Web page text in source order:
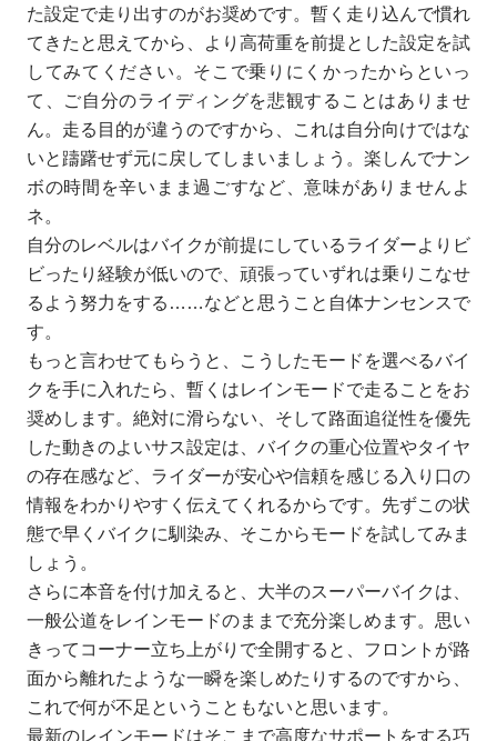
た設定で走り出すのがお奨めです。暫く走り込んで慣れ
てきたと思えてから、より高荷重を前提とした設定を試
してみてください。そこで乗りにくかったからといっ
て、ご自分のライディングを悲観することはありませ
ん。走る目的が違うのですから、これは自分向けではな
いと躊躇せず元に戻してしまいましょう。楽しんでナン
ボの時間を辛いまま過ごすなど、意味がありませんよ
ネ。
自分のレベルはバイクが前提にしているライダーよりビ
ビったり経験が低いので、頑張っていずれは乗りこなせ
るよう努力をする……などと思うこと自体ナンセンスで
す。
もっと言わせてもらうと、こうしたモードを選べるバイ
クを手に入れたら、暫くはレインモードで走ることをお
奨めします。絶対に滑らない、そして路面追従性を優先
した動きのよいサス設定は、バイクの重心位置やタイヤ
の存在感など、ライダーが安心や信頼を感じる入り口の
情報をわかりやすく伝えてくれるからです。先ずこの状
態で早くバイクに馴染み、そこからモードを試してみま
しょう。
さらに本音を付け加えると、大半のスーパーバイクは、
一般公道をレインモードのままで充分楽しめます。思い
きってコーナー立ち上がりで全開すると、フロントが路
面から離れたような一瞬を楽しめたりするのですから、
これで何が不足ということもないと思います。
最新のレインモードはそこまで高度なサポートをする巧